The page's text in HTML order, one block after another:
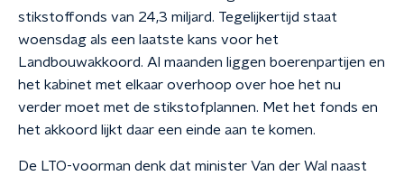
stikstoffonds van 24,3 miljard. Tegelijkertijd staat
woensdag als een laatste kans voor het
Landbouwakkoord. Al maanden liggen boerenpartijen en
het kabinet met elkaar overhoop over hoe het nu
verder moet met de stikstofplannen. Met het fonds en
het akkoord lijkt daar een einde aan te komen.
De LTO-voorman denk dat minister Van der Wal naast